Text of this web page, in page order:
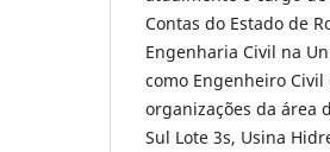
Contas do Estado de
Engenharia Civil na
como Engenheiro
organizações da área
Sul Lote 3s, Usina